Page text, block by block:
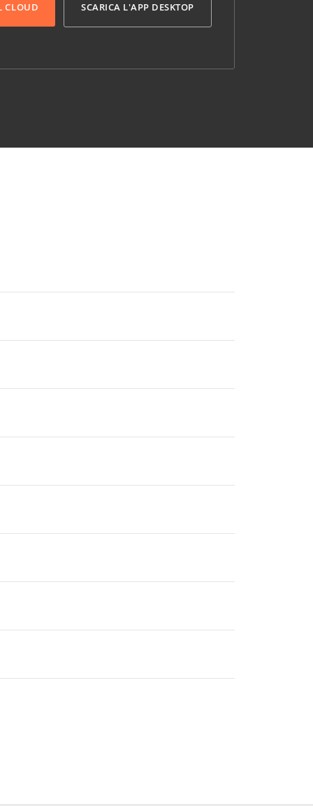
CLOUD SCARICA L'APP DESKTOP